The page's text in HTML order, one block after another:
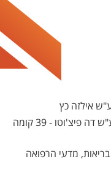
ע"ש אילזה כץ
בניין המכון למחקר ישומי במדעי החיים ע"ש דה פיצ'וטו - 39 קומה
מדעי הרפואה